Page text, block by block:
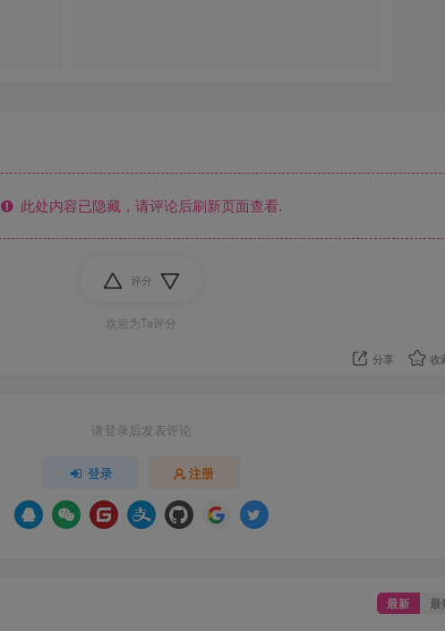
此处内容已隐藏，请评论后刷新页面查看.
评分
欢迎为Ta评分
分享 收
请登录后发表评论
登录 注册
最新 最